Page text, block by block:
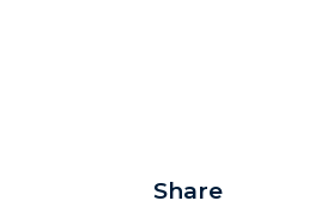
Share